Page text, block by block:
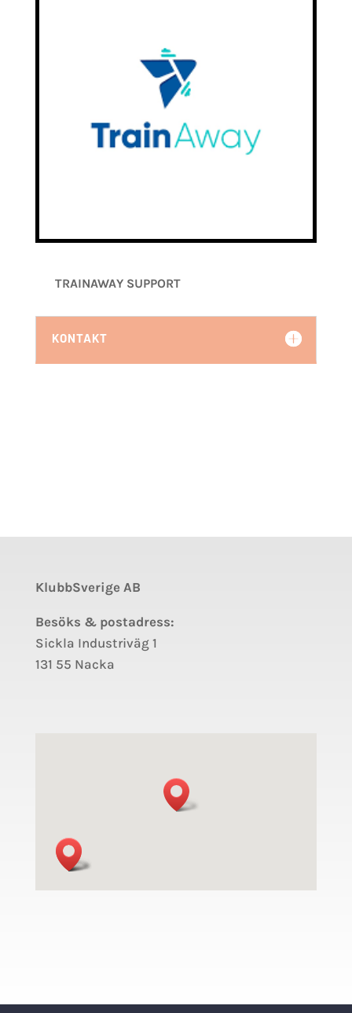
TRAINAWAY SUPPORT
KONTAKT
KlubbSverige AB
Besöks & postadress:
Sickla Industriväg 1
131 55 Nacka